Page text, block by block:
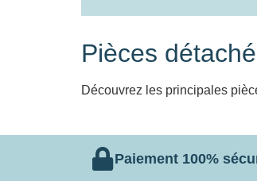
Pièces
Découvrez les principales
Paiement 100%